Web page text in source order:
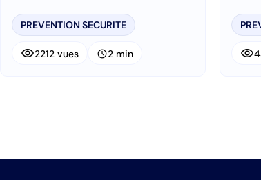
PREVENTION SECURITE
visibility2212 vues schedule2 min visibility